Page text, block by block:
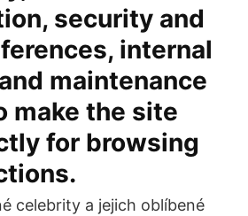
security and
internal
maintenance
make the site
for browsing
celebrity a jejich oblíbené